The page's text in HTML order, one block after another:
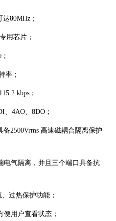
达80MHz ；
用芯片 ；
；
率 ；
kbps ；
、4AO、8DO ；
备2500Vrms 高速磁耦合隔离保护
电气隔离，并且三个端口具备抗
过热保护功能 ；
便用户查看状态 ；